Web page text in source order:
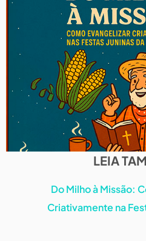
LEIA
Do Milho à Missão:
Criativamente na